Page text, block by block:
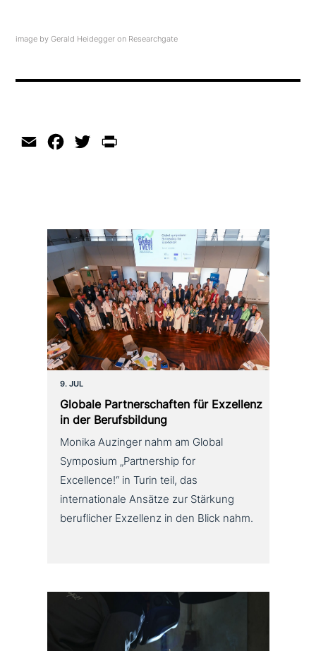
image by Gerald Heidegger on Researchgate
Email Facebook
Twitter
9. JUL
Globale Partnerschaften für Exzellenz
in der Berufsbildung
Monika Auzinger nahm am Global
Symposium „Partnership for
Excellence!“ in Turin teil, das
internationale Ansätze zur Stärkung
beruflicher Exzellenz in den Blick nahm.